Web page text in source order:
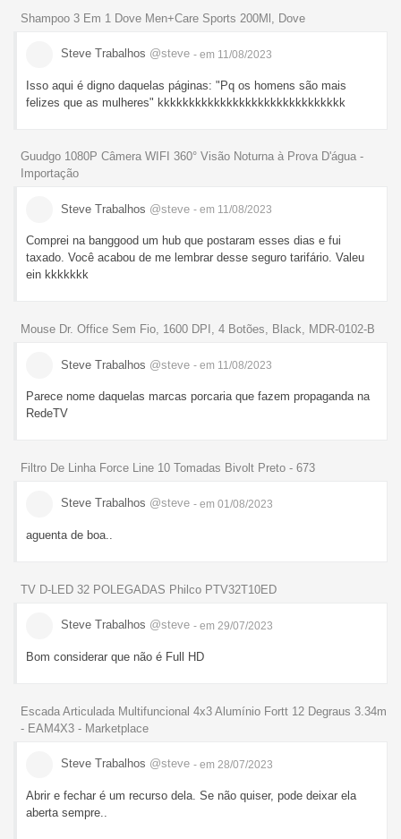
Shampoo 3 Em 1 Dove Men+Care Sports 200Ml, Dove
Steve Trabalhos @steve - em 11/08/2023
Isso aqui é digno daquelas páginas: "Pq os homens são mais
felizes que as mulheres" kkkkkkkkkkkkkkkkkkkkkkkkkkkkkk
Guudgo 1080P Câmera WIFI 360° Visão Noturna à Prova D'água -
Importação
Steve Trabalhos @steve - em 11/08/2023
Comprei na banggood um hub que postaram esses dias e fui
taxado. Você acabou de me lembrar desse seguro tarifário. Valeu
ein kkkkkkk
Mouse Dr. Office Sem Fio, 1600 DPI, 4 Botões, Black, MDR-0102-B
Steve Trabalhos @steve - em 11/08/2023
Parece nome daquelas marcas porcaria que fazem propaganda na
RedeTV
Filtro De Linha Force Line 10 Tomadas Bivolt Preto - 673
Steve Trabalhos @steve - em 01/08/2023
aguenta de boa..
TV D-LED 32 POLEGADAS Philco PTV32T10ED
Steve Trabalhos @steve - em 29/07/2023
Bom considerar que não é Full HD
Escada Articulada Multifuncional 4x3 Alumínio Fortt 12 Degraus 3.34m
- EAM4X3 - Marketplace
Steve Trabalhos @steve - em 28/07/2023
Abrir e fechar é um recurso dela. Se não quiser, pode deixar ela
aberta sempre..